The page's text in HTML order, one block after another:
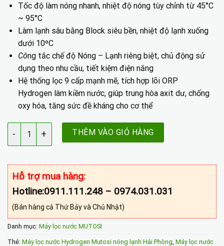
Tốc độ làm nóng nhanh, nhiệt độ nóng tùy chỉnh từ 45°C
~ 95°C
Làm lạnh sâu bằng Block siêu bền, nhiệt độ lạnh xuống
dưới 10ºC
Công tắc chế độ Nóng – Lạnh riêng biệt, chủ động sử
dụng theo nhu cầu, tiết kiệm điện năng
Hệ thống lọc 9 cấp mạnh mẽ, tích hợp lõi ORP
Hydrogen làm kiềm nước, giúp trung hòa axit dư, chống
oxy hóa, tăng sức đề kháng cho cơ thể
Máy lọc nước Nóng Lạnh Nguội 9 lõi MP-692HC-BK số lượng
THÊM VÀO GIỎ HÀNG
Hỗ trợ mua hàng:
Hotline:0911.111.248 – 0974.031.031
(Bán hàng cả Thứ Bảy và Chủ Nhật)
Danh mục: Máy lọc nước MUTOSI
Thẻ: Máy lọc nước Hydrogen Mutosi nóng lạnh Hải Phòng Máy lọc nước